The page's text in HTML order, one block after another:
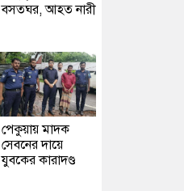
বসতঘর, আহত নারী
পেকুয়ায় মাদক
সেবনের দায়ে
যুবকের কারাদণ্ড